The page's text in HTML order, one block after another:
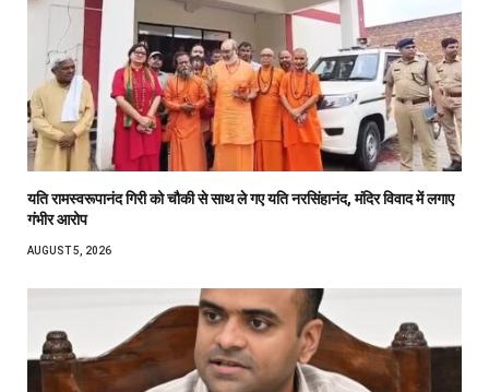
यति रामस्वरूपानंद गिरी को चौकी से साथ ले गए यति नरसिंहानंद, मंदिर विवाद में लगाए
गंभीर आरोप
AUGUST 5, 2026